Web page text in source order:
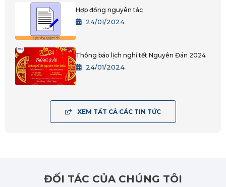
Hàng nặng là gì? Cần lưu ý gì khi vận
chuyển hàng nặng
Hướng dẫn cách tra cứu giấy phép lái xe
30/12/2023
XEM TẤT CẢ CÁC TIN TỨC
ĐỐI TÁC CỦA CHÚNG TÔI